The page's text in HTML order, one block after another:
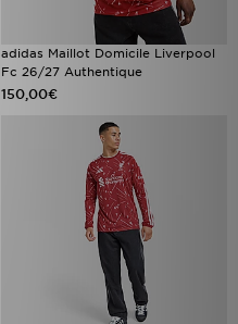
adidas Maillot Domicile Liverpool
Fc 26/27 Authentique
150,00€